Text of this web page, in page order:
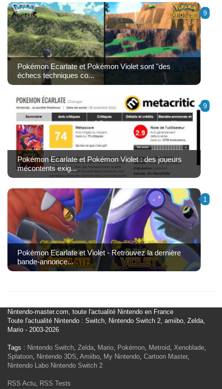
9
Pokémon Ecarlate et Pokémon Violet sont "des
échecs techniques co...
9
Pokémon Ecarlate et Pokémon Violet : des joueurs
mécontents exig...
1
Pokémon Ecarlate et Violet - Retrouvez la dernière
bande-annonce...
Nintendo-master.com, toute l'actualité Nintendo en France
Toute l'actualité Nintendo : Switch, Nintendo Switch 2, amiibo, Zelda,
Mario - 2003-2026
Tags : Nintendo Switch, Zelda, Mario, Pokémon, Metroid, Xenoblade,
Splatoon, Nintendo 3DS, Amiibo, My Nintendo, Cartoon Master,
Nintendo Labo Nintendo Switch 2
RSS Actu, RSS Tests